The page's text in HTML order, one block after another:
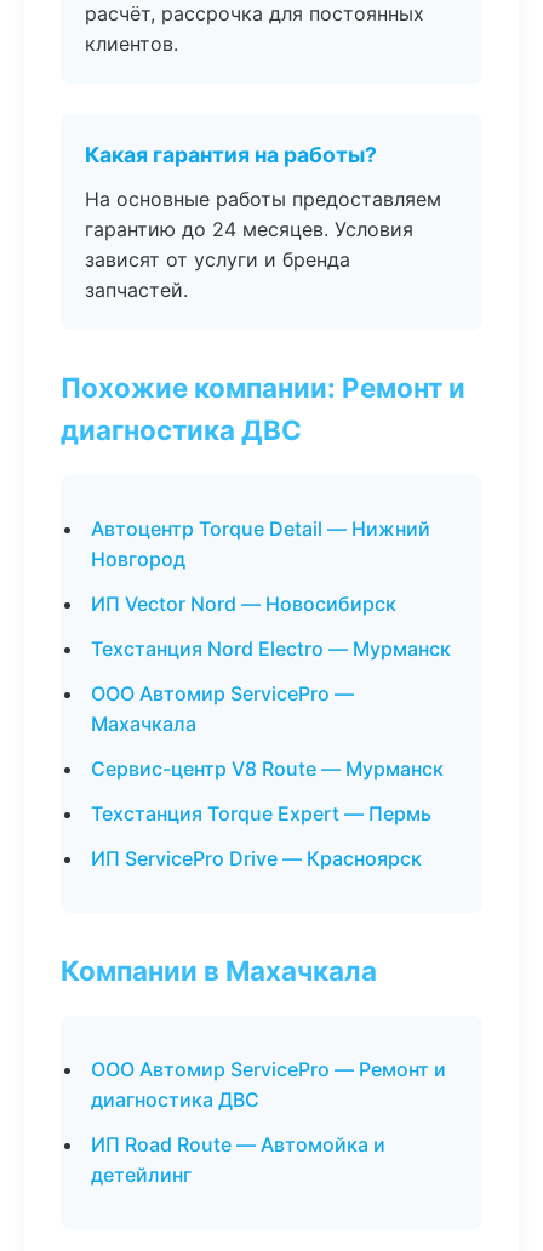
расчёт, рассрочка для постоянных
клиентов.
Какая гарантия на работы?
На основные работы предоставляем
гарантию до 24 месяцев. Условия
зависят от услуги и бренда
запчастей.
Похожие компании: Ремонт и
диагностика ДВС
Автоцентр Torque Detail — Нижний
Новгород
ИП Vector Nord — Новосибирск
Техстанция Nord Electro — Мурманск
ООО Автомир ServicePro —
Махачкала
Сервис-центр V8 Route — Мурманск
Техстанция Torque Expert — Пермь
ИП ServicePro Drive — Красноярск
Компании в Махачкала
ООО Автомир ServicePro — Ремонт и
диагностика ДВС
ИП Road Route — Автомойка и
детейлинг